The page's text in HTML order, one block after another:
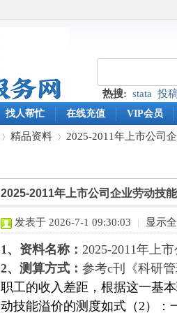
热搜: stata 投
找人帮忙 在线充值 VIP会员
精品资料
›
2025-2011年上市公司
2025-2011年上市公司企业劳动技
发表于 2026-7-1 09:30:03 | 显示
1、资料名称：2025-2011年上
2、测算方式：参考c刊《科研
职工的收入差距，根据这一基
动技能溢价的测度如式（2 ）：